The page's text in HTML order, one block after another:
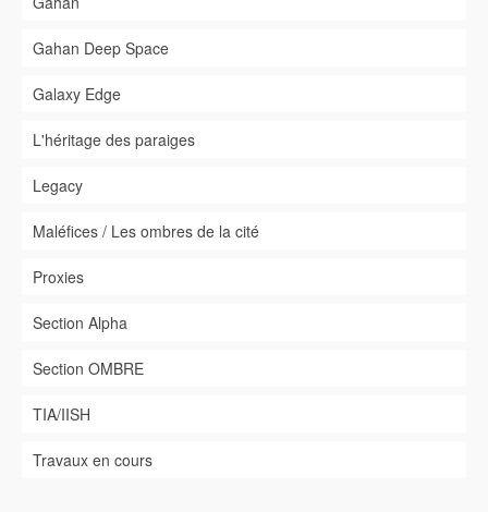
Gahan Deep Space
Galaxy Edge
L'héritage des paraiges
Legacy
Maléfices / Les ombres de la cité
Proxies
Section Alpha
Section OMBRE
TIA/IISH
Travaux en cours